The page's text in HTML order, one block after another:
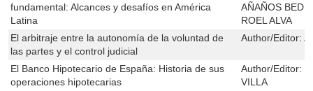
fundamental: Alcances y desafíos en América
Latina
AÑAÑOS
ROEL ALVA
El arbitraje entre la autonomía de la voluntad de
las partes y el control judicial
Author/Editor:
El Banco Hipotecario de España: Historia de sus
operaciones hipotecarias
Author/Editor:
VILLA